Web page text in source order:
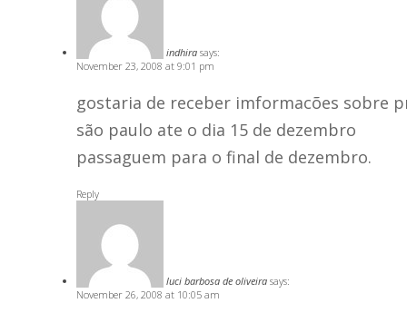
indhira says:
November 23, 2008 at 9:01 pm
gostaria de receber imformacões sobre
são paulo ate o dia 15 de dezembro
passaguem para o final de dezembro.
Reply
luci barbosa de oliveira says:
November 26, 2008 at 10:05 am